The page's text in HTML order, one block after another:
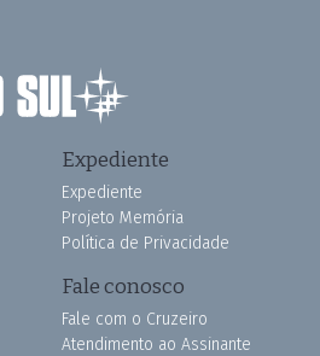
Expediente
Expediente
Projeto Memória
Política de Privacidade
Fale conosco
Fale com o Cruzeiro
Atendimento ao Assinante